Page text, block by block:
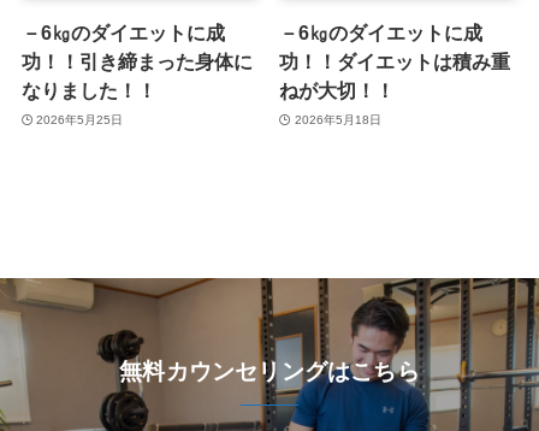
－6㎏のダイエットに成
功！！引き締まった身体に
なりました！！
2026年5月25日
－6㎏のダイエットに成
功！！ダイエットは積み重
ねが大切！！
2026年5月18日
無料カウンセリングはこちら